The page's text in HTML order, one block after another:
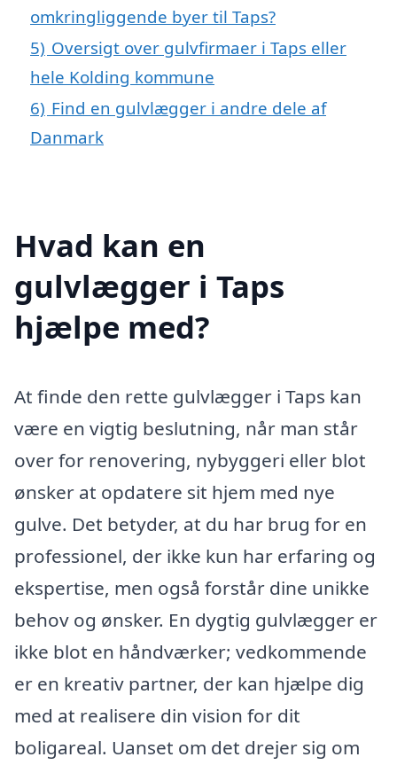
omkringliggende byer til Taps?
5) Oversigt over gulvfirmaer i Taps eller
hele Kolding kommune
6) Find en gulvlægger i andre dele af
Danmark
Hvad kan en
gulvlægger i Taps
hjælpe med?
At finde den rette gulvlægger i Taps kan
være en vigtig beslutning, når man står
over for renovering, nybyggeri eller blot
ønsker at opdatere sit hjem med nye
gulve. Det betyder, at du har brug for en
professionel, der ikke kun har erfaring og
ekspertise, men også forstår dine unikke
behov og ønsker. En dygtig gulvlægger er
ikke blot en håndværker; vedkommende
er en kreativ partner, der kan hjælpe dig
med at realisere din vision for dit
boligareal. Uanset om det drejer sig om